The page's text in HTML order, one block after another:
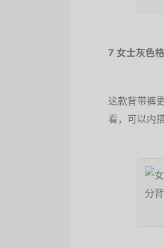
7 女士灰色
这款背带裤
看，可以内